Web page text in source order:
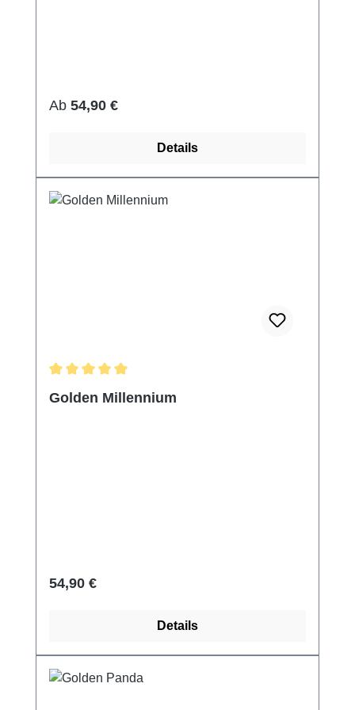
Regulärer Preis:
Ab 54,90 €
Details
Golden Millennium
Regulärer Preis:
54,90 €
Details